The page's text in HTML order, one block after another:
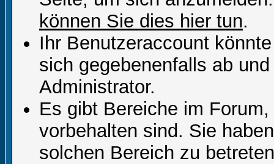
können Sie dies hier tun.
Ihr Benutzeraccount
sich gegebenenfalls ab
Administrator.
Es gibt Bereiche im
vorbehalten sind. Sie
solchen Bereich zu